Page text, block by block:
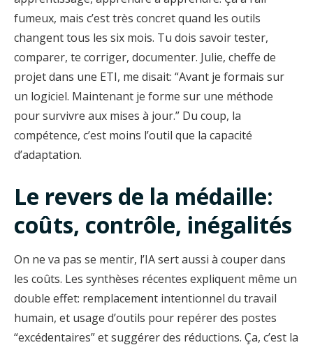
fumeux, mais c’est très concret quand les outils
changent tous les six mois. Tu dois savoir tester,
comparer, te corriger, documenter. Julie, cheffe de
projet dans une ETI, me disait: “Avant je formais sur
un logiciel. Maintenant je forme sur une méthode
pour survivre aux mises à jour.” Du coup, la
compétence, c’est moins l’outil que la capacité
d’adaptation.
Le revers de la médaille:
coûts, contrôle, inégalités
On ne va pas se mentir, l’IA sert aussi à couper dans
les coûts. Les synthèses récentes expliquent même un
double effet: remplacement intentionnel du travail
humain, et usage d’outils pour repérer des postes
“excédentaires” et suggérer des réductions. Ça, c’est la